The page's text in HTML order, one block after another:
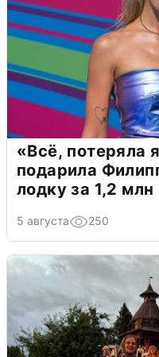
«Всё, потеряла
подарила
лодку за 1,2 млн
5 августа 250